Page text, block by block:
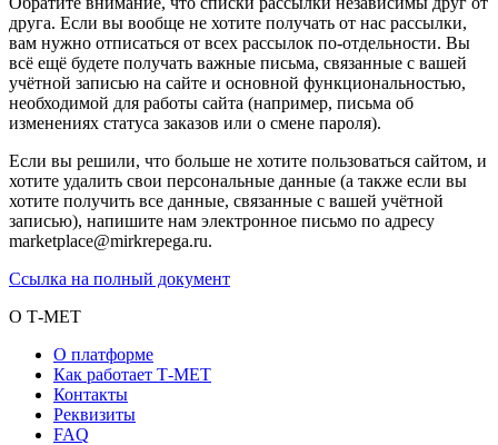
друга. Если вы вообще не хотите получать от нас рассылки,
вам нужно отписаться от всех рассылок по-отдельности. Вы
всё ещё будете получать важные письма, связанные с вашей
учётной записью на сайте и основной функциональностью,
необходимой для работы сайта (например, письма об
изменениях статуса заказов или о смене пароля).
Если вы решили, что больше не хотите пользоваться сайтом, и
хотите удалить свои персональные данные (а также если вы
хотите получить все данные, связанные с вашей учётной
записью), напишите нам электронное письмо по адресу
marketplace@mirkrepega.ru.
Ссылка на полный документ
О Т-МЕТ
О платформе
Как работает Т-МЕТ
Контакты
Реквизиты
FAQ